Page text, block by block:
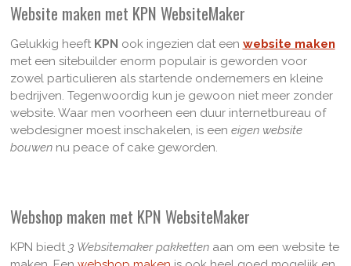
Website maken met KPN WebsiteMaker
Gelukkig heeft KPN ook ingezien dat een website maken
met een sitebuilder enorm populair is geworden voor
zowel particulieren als startende ondernemers en kleine
bedrijven. Tegenwoordig kun je gewoon niet meer zonder
website. Waar men voorheen een duur internetbureau of
webdesigner moest inschakelen, is een eigen website
bouwen nu peace of cake geworden.
Webshop maken met KPN WebsiteMaker
KPN biedt 3 Websitemaker pakkettenaan om een website te